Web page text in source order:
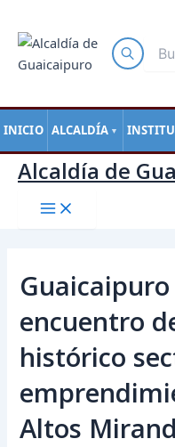
INICIO ALCALDÍA ▼
contenido
Alcaldía de
encuentro
histórico
Altos
de
entradas